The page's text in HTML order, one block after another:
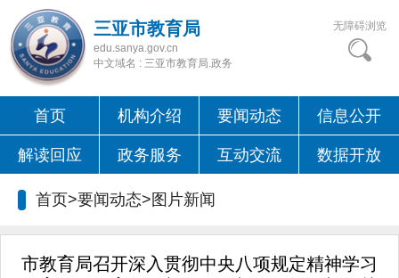
三亚市教育局
edu.sanya.gov.cn
中文域名 : 三亚市教育局.政务
无障碍浏览
首页 机构介绍 要闻动态 信息公开
解读回应 政务服务 互动交流 数据开放
首页>要闻动态>图片新闻
市教育局召开深入贯彻中央八项规定精神学习